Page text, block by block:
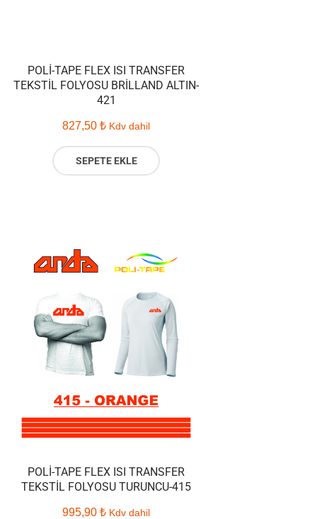
POLI-TAPE FLEX ISI TRANSFER
TEKSTIL FOLYOSU BRILLAND ALTIN-
421
827,50 ₺ Kdv dahil
SEPETE EKLE
POLI-TAPE FLEX ISI TRANSFER
TEKSTIL FOLYOSU TURUNCU-415
995,90 ₺ Kdv dahil